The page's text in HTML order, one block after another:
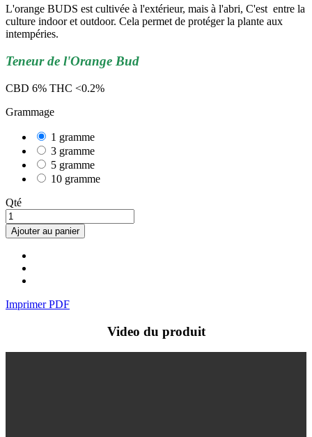
L'orange BUDS est cultivée à l'extérieur, mais à l'abri, C'est entre la
culture indoor et outdoor. Cela permet de protéger la plante aux
intempéries.
Teneur de l'Orange Bud
CBD 6% THC <0.2%
Grammage
1 gramme
3 gramme
5 gramme
10 gramme
Qté
Ajouter au panier
Imprimer PDF
Video du produit